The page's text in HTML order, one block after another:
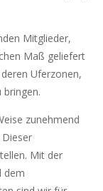
Mitglieder,
Maß geliefert
Uferzonen,
zunehmend
Mit der
dem